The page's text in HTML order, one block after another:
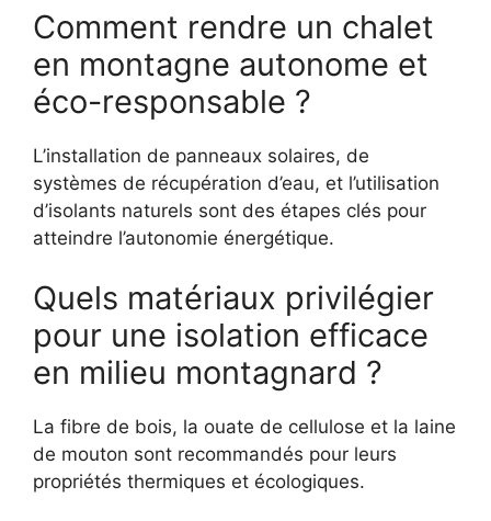
Comment rendre un chalet
en montagne autonome et
éco-responsable ?
L’installation de panneaux solaires, de
systèmes de récupération d’eau, et l’utilisation
d’isolants naturels sont des étapes clés pour
atteindre l’autonomie énergétique.
Quels matériaux privilégier
pour une isolation efficace
en milieu montagnard ?
La fibre de bois, la ouate de cellulose et la laine
de mouton sont recommandés pour leurs
propriétés thermiques et écologiques.